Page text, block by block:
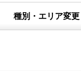
種別・エリア変更